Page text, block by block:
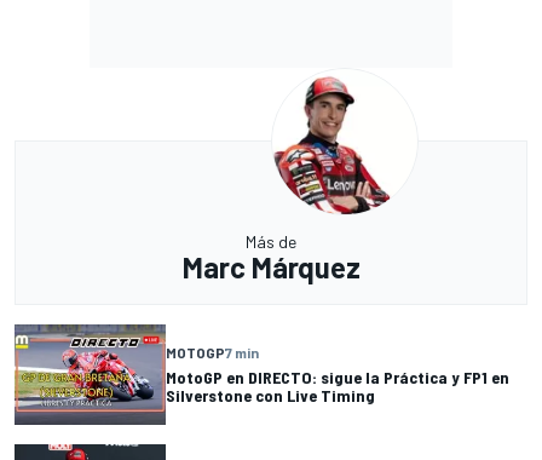
Más de
Marc Márquez
MOTOGP7 min
MotoGP en DIRECTO: sigue la Práctica y FP1 en
Silverstone con Live Timing